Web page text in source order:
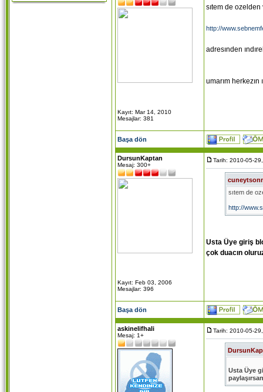
Kayıt: Mar 14, 2010
Mesajlar: 381
sıtem de ozelden
http://
adresınden
umarım herkezın
Başa dön
DursunKaptan
Mesaj: 300+
Kayıt: Feb 03, 2006
Mesajlar: 396
Tarih: 2010-05-
sıtem de
http://
umarım
Usta Üye giriş
çok duacın
Başa dön
askinelifhali
Mesaj: 1+
Tarih: 2010-05-
Usta Üye